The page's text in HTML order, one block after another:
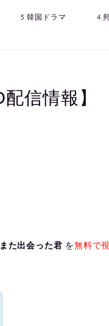
3.韓国ドラマ 4.
信情報】
また出会った君 を無料で